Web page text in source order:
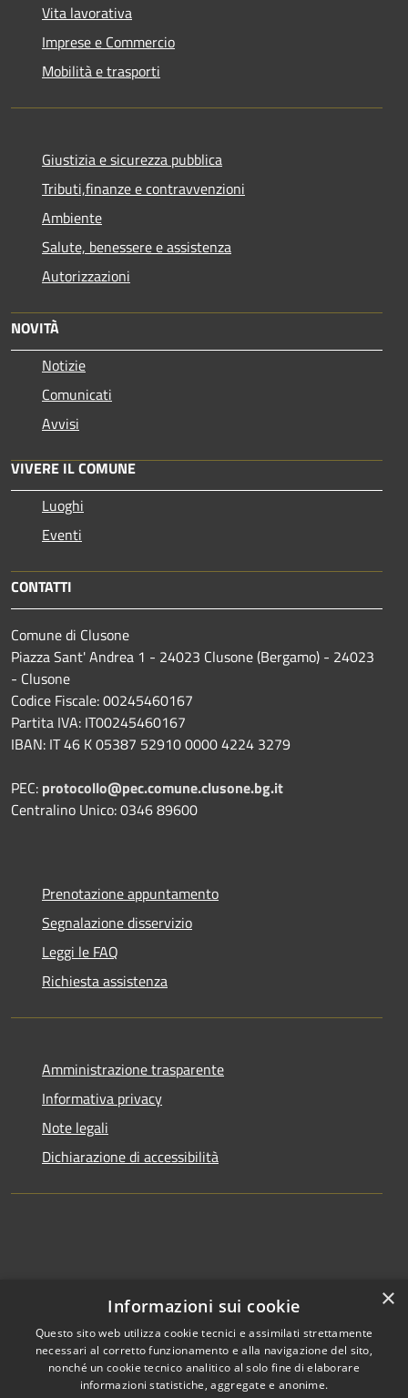
Vita lavorativa
Imprese e Commercio
Mobilità e trasporti
Giustizia e sicurezza pubblica
Tributi,finanze e contravvenzioni
Ambiente
Salute, benessere e assistenza
Autorizzazioni
NOVITÀ
Notizie
Comunicati
Avvisi
VIVERE IL COMUNE
Luoghi
Eventi
CONTATTI
Comune di Clusone
Piazza Sant' Andrea 1 - 24023 Clusone (Bergamo) - 24023
- Clusone
Codice Fiscale: 00245460167
Partita IVA: IT00245460167
IBAN: IT 46 K 05387 52910 0000 4224 3279
PEC: protocollo@pec.comune.clusone.bg.it
Centralino Unico: 0346 89600
Prenotazione appuntamento
Segnalazione disservizio
Leggi le FAQ
Richiesta assistenza
Amministrazione trasparente
Informativa privacy
Note legali
Dichiarazione di accessibilità
Copyright © 2026 • Comune di
×
Informazioni sui cookie
Questo sito web utilizza cookie tecnici e assimilati strettamente
necessari al corretto funzionamento e alla navigazione del sito,
nonché un cookie tecnico analitico al solo fine di elaborare
informazioni statistiche, aggregate e anonime.